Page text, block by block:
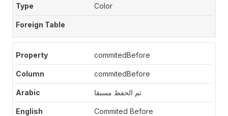
Color
commitedBefore
commitedBefore
تم الحفظ مسبقا
Commited Before